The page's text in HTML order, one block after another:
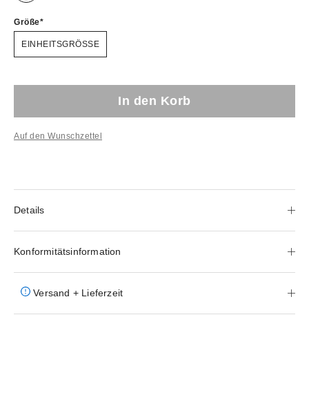
Größe
EINHEITSGRÖSSE
In den Korb
Auf den Wunschzettel
Details
Konformitätsinformation
Versand + Lieferzeit